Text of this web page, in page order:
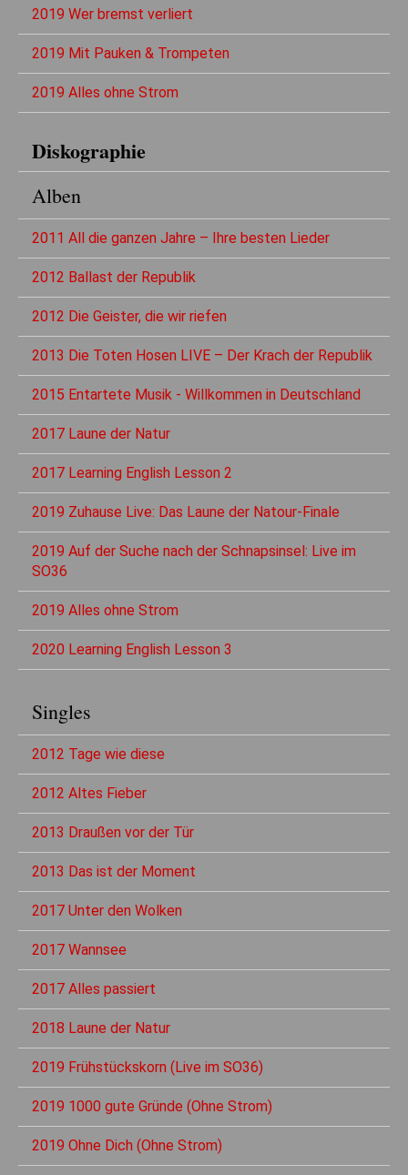
2019 Wer bremst verliert
2019 Mit Pauken & Trompeten
2019 Alles ohne Strom
Diskographie
Alben
2011 All die ganzen Jahre – Ihre besten Lieder
2012 Ballast der Republik
2012 Die Geister, die wir riefen
2013 Die Toten Hosen LIVE – Der Krach der Republik
2015 Entartete Musik - Willkommen in Deutschland
2017 Laune der Natur
2017 Learning English Lesson 2
2019 Zuhause Live: Das Laune der Natour-Finale
2019 Auf der Suche nach der Schnapsinsel: Live im
SO36
2019 Alles ohne Strom
2020 Learning English Lesson 3
Singles
2012 Tage wie diese
2012 Altes Fieber
2013 Draußen vor der Tür
2013 Das ist der Moment
2017 Unter den Wolken
2017 Wannsee
2017 Alles passiert
2018 Laune der Natur
2019 Frühstückskorn (Live im SO36)
2019 1000 gute Gründe (Ohne Strom)
2019 Ohne Dich (Ohne Strom)